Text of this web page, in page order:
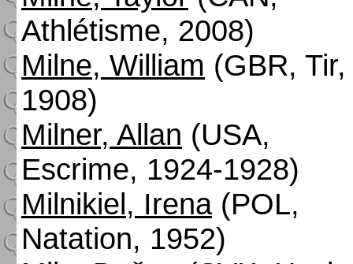
Athlétisme, 2008)
Milne, William (GBR, Tir,
1908)
Milner, Allan (USA,
Escrime, 1924-1928)
Milnikiel, Irena(POL,
Natation, 1952)